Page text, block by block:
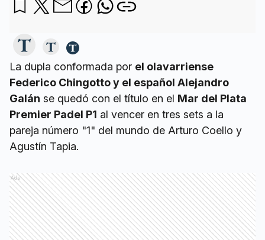
La dupla conformada por el olavarriense
Federico Chingotto y el español Alejandro
Galán se quedó con el título en el Mar del Plata
Premier Padel P1 al vencer en tres sets a la
pareja número "1" del mundo de Arturo Coello y
Agustín Tapia.
Ads